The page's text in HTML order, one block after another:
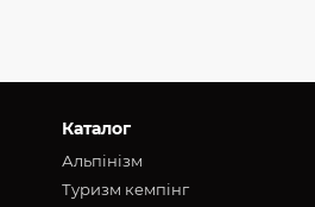
Каталог
Альпінізм
Туризм кемпінг